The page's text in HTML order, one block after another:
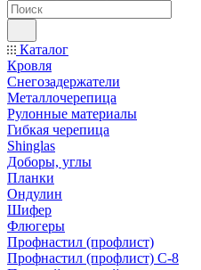
Каталог
Кровля
Снегозадержатели
Металлочерепица
Рулонные материалы
Гибкая черепица
Shinglas
Доборы, углы
Планки
Ондулин
Шифер
Флюгеры
Профнастил (профлист)
Профнастил (профлист) С-8